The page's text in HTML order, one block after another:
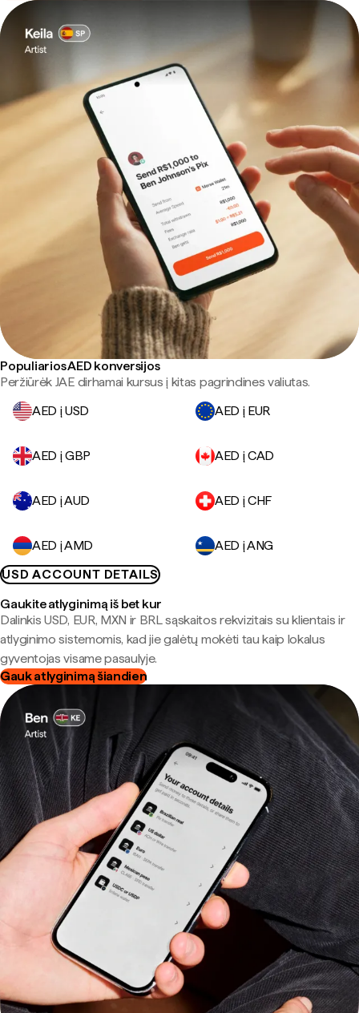
Populiarios AED konversijos
Peržiūrėk JAE dirhamai kursus į kitas pagrindines valiutas.
AED į USD
AED į EUR
AED į GBP AED į CAD
AED į AUD AED į CHF
AED į AMD
AED į ANG
USD ACCOUNT DETAILS
Gaukite atlyginimą iš bet kur
Dalinkis USD, EUR, MXN ir BRL sąskaitos rekvizitais su klientais ir
atlyginimo sistemomis, kad jie galėtų mokėti tau kaip lokalus
gyventojas visame pasaulyje.
Gauk atlyginimą šiandien